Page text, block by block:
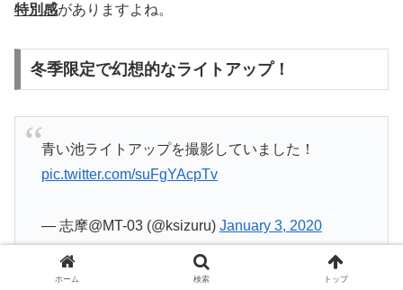
特別感がありますよね。
冬季限定で幻想的なライトアップ！
青い池ライトアップを撮影していました！
pic.twitter.com/suFgYAcpTv
— 志摩@MT-03 (@ksizuru) January 3, 2020
ホーム 検索 トップ